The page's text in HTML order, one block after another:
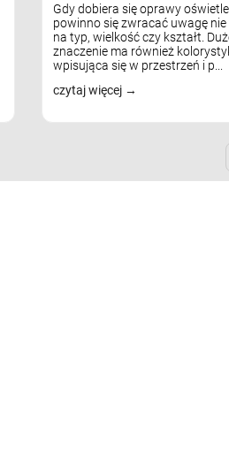
Gdy dobiera się oprawy
powinno się zwracać uwagę
na typ, wielkość czy kształt.
znaczenie ma również
wpisująca się w przestrzeń i p...
czytaj więcej